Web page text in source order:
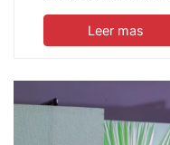
Leer mas